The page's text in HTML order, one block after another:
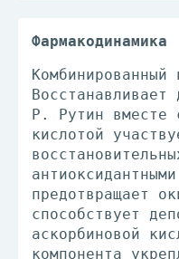
Фармакодинамика
Комбинированный
Р. Рутин вместе
кислотой
предотвращает
способствует
аскорбиновой
компонента